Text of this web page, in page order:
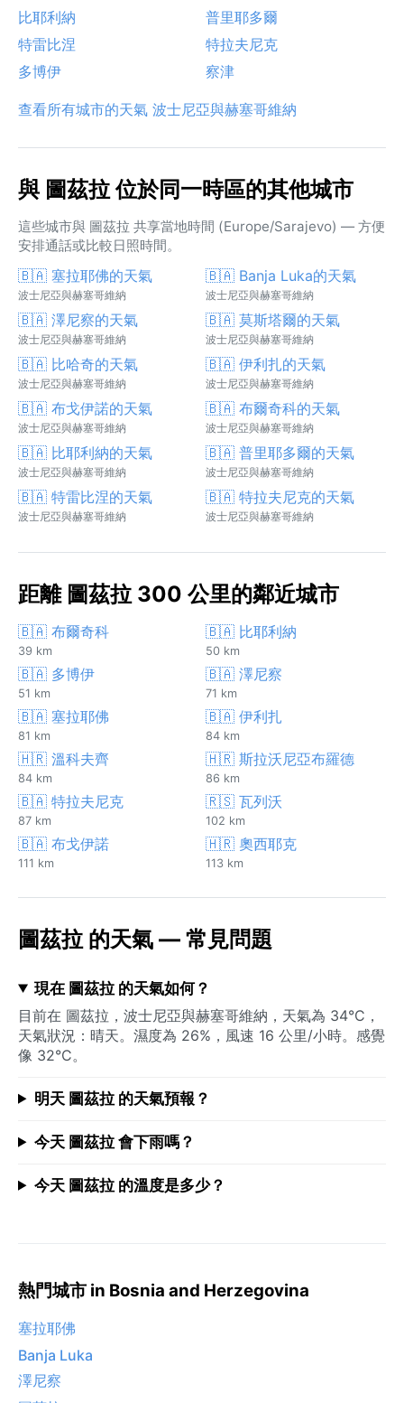
比耶利納
普里耶多爾
特雷比涅
特拉夫尼克
多博伊
察津
查看所有城市的天氣 波士尼亞與赫塞哥維納
與 圖茲拉 位於同一時區的其他城市
這些城市與 圖茲拉 共享當地時間 (Europe/Sarajevo) — 方便
安排通話或比較日照時間。
🇧🇦 塞拉耶佛的天氣
波士尼亞與赫塞哥維納
🇧🇦 Banja Luka的天氣
波士尼亞與赫塞哥維納
🇧🇦 澤尼察的天氣
波士尼亞與赫塞哥維納
🇧🇦 莫斯塔爾的天氣
波士尼亞與赫塞哥維納
🇧🇦 比哈奇的天氣
波士尼亞與赫塞哥維納
🇧🇦 伊利扎的天氣
波士尼亞與赫塞哥維納
🇧🇦 布戈伊諾的天氣
波士尼亞與赫塞哥維納
🇧🇦 布爾奇科的天氣
波士尼亞與赫塞哥維納
🇧🇦 比耶利納的天氣
波士尼亞與赫塞哥維納
🇧🇦 普里耶多爾的天氣
波士尼亞與赫塞哥維納
🇧🇦 特雷比涅的天氣
波士尼亞與赫塞哥維納
🇧🇦 特拉夫尼克的天氣
波士尼亞與赫塞哥維納
距離 圖茲拉 300 公里的鄰近城市
🇧🇦 布爾奇科
39 km
🇧🇦 比耶利納
50 km
🇧🇦 多博伊
51 km
🇧🇦 澤尼察
71 km
🇧🇦 塞拉耶佛
81 km
🇧🇦 伊利扎
84 km
🇭🇷 溫科夫齊
84 km
🇭🇷 斯拉沃尼亞布羅德
86 km
🇧🇦 特拉夫尼克
87 km
🇷🇸 瓦列沃
102 km
🇧🇦 布戈伊諾
111 km
🇭🇷 奧西耶克
113 km
圖茲拉 的天氣 — 常見問題
現在 圖茲拉 的天氣如何？
目前在 圖茲拉，波士尼亞與赫塞哥維納，天氣為 34°C，
天氣狀況：晴天。濕度為 26%，風速 16 公里/小時。感覺
像 32°C。
明天 圖茲拉 的天氣預報？
今天 圖茲拉 會下雨嗎？
今天 圖茲拉 的溫度是多少？
熱門城市 in Bosnia and Herzegovina
塞拉耶佛
Banja Luka
澤尼察